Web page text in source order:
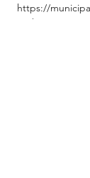
https://
quebec.com/